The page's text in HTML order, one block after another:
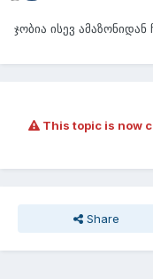
ჯობია ისევ ამაზონიდან
This topic is now
Share